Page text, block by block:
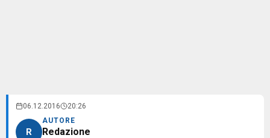
06.12.2016 20:26
R
AUTORE
Redazione